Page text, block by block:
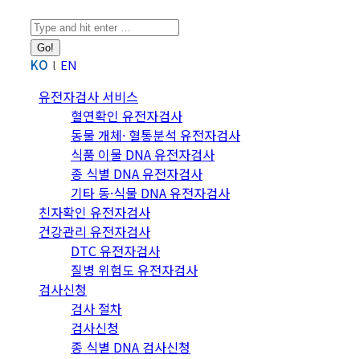
Search:
KO EN
유전자검사 서비스
혈연확인 유전자검사
동물 개체· 혈통분석 유전자검사
식품 이물 DNA 유전자검사
종 식별 DNA 유전자검사
기타 동·식물 DNA 유전자검사
친자확인 유전자검사
건강관리 유전자검사
DTC 유전자검사
질병 위험도 유전자검사
검사신청
검사 절차
검사신청
종 식별 DNA 검사신청